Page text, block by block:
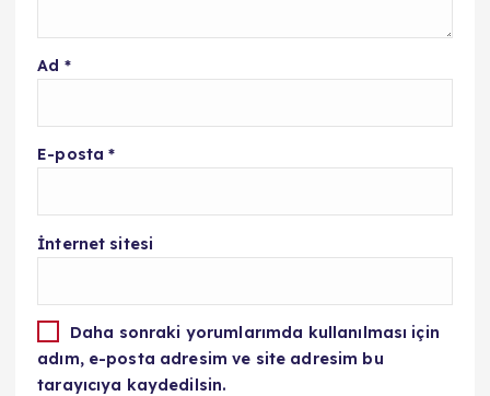
Ad *
E-posta*
İnternet sitesi
Daha sonraki yorumlarımda kullanılması için
adım, e-posta adresim ve site adresim bu
tarayıcıya kaydedilsin.